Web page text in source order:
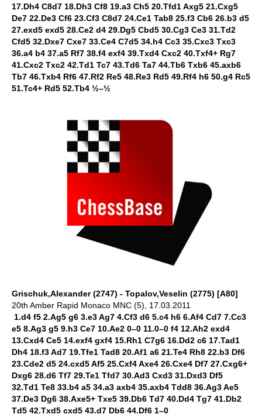
17.Dh4 C8d7 18.Dh3 Cf8 19.a3 Ch5 20.Tfd1 Axg5 21.Cxg5
De7 22.De3 Cf6 23.Cf3 C8d7 24.Ce1 Tab8 25.f3 Cb6 26.b3 d5
27.exd5 exd5 28.Ce2 d4 29.Dg5 Cbd5 30.Cg3 Ce3 31.Td2
Cfd5 32.Dxe7 Cxe7 33.Ce4 C7d5 34.h4 Cc3 35.Cxc3 Txc3
36.a4 b4 37.a5 Rf7 38.f4 exf4 39.Txd4 Cxc2 40.Txf4+ Rg7
41.Cxc2 Txc2 42.Td1 Tc7 43.Td6 Ta7 44.Tb6 Txb6 45.axb6
Tb7 46.Txb4 Rf6 47.Rf2 Re5 48.Re3 Rd5 49.Rf4 h6 50.g4 Rc5
51.Tc4+ Rd5 52.Tb4 ½–½
Grischuk,Alexander (2747) - Topalov,Veselin (2775) [A80]
20th Amber Rapid Monaco MNC (5), 17.03.2011
1.d4 f5 2.Ag5 g6 3.e3 Ag7 4.Cf3 d6 5.c4 h6 6.Af4 Cd7 7.Cc3
e5 8.Ag3 g5 9.h3 Ce7 10.Ae2 0–0 11.0–0 f4 12.Ah2 exd4
13.Cxd4 Ce5 14.exf4 gxf4 15.Rh1 C7g6 16.Dd2 c6 17.Tad1
Dh4 18.f3 Ad7 19.Tfe1 Tad8 20.Af1 a6 21.Te4 Rh8 22.b3 Df6
23.Cde2 d5 24.cxd5 Af5 25.Cxf4 Axe4 26.Cxe4 Df7 27.Cxg6+
Dxg6 28.d6 Tf7 29.Te1 Tfd7 30.Ad3 Cxd3 31.Dxd3 Df5
32.Td1 Te8 33.b4 a5 34.a3 axb4 35.axb4 Tdd8 36.Ag3 Ae5
37.De3 Dg6 38.Axe5+ Txe5 39.Db6 Td7 40.Dd4 Tg7 41.Db2
Td5 42.Txd5 cxd5 43.d7 Db6 44.Df6 1–0